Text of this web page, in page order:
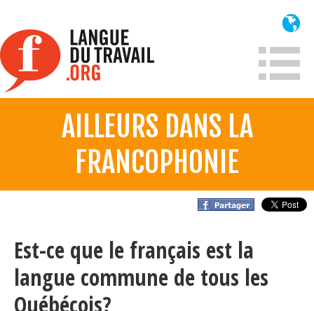
contenu
principal
Qui sommes-nous?
Information
AILLEURS DANS LA
FRANCOPHONIE
Est-ce que le français est la
langue commune de tous les
Québécois?